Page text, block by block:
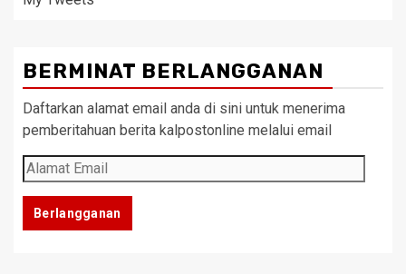
BERMINAT BERLANGGANAN
Daftarkan alamat email anda di sini untuk menerima
pemberitahuan berita kalpostonline melalui email
Alamat
Email
Berlangganan